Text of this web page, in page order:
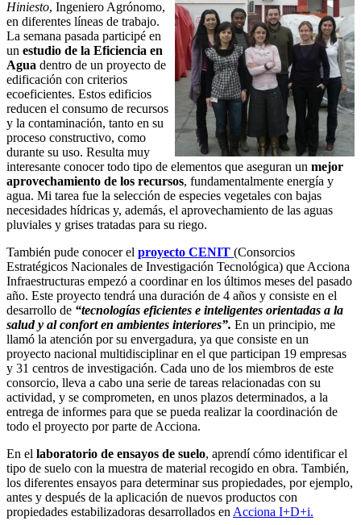
Hiniesto, Ingeniero Agrónomo,
en diferentes líneas de trabajo.
La semana pasada participé en
un estudio de la Eficiencia en
Agua dentro de un proyecto de
edificación con criterios
ecoeficientes. Estos edificios
reducen el consumo de recursos
y la contaminación, tanto en su
proceso constructivo, como
durante su uso. Resulta muy
interesante conocer todo tipo de elementos que aseguran un mejor
aprovechamiento de los recursos, fundamentalmente energía y
agua. Mi tarea fue la selección de especies vegetales con bajas
necesidades hídricas y, además, el aprovechamiento de las aguas
pluviales y grises tratadas para su riego.
También pude conocer el proyecto CENIT (Consorcios
Estratégicos Nacionales de Investigación Tecnológica) que Acciona
Infraestructuras empezó a coordinar en los últimos meses del pasado
año. Este proyecto tendrá una duración de 4 años y consiste en el
desarrollo de “tecnologías eficientes e inteligentes orientadas a la
salud y al confort en ambientes interiores”. En un principio, me
llamó la atención por su envergadura, ya que consiste en un
proyecto nacional multidisciplinar en el que participan 19 empresas
y 31 centros de investigación. Cada uno de los miembros de este
consorcio, lleva a cabo una serie de tareas relacionadas con su
actividad, y se comprometen, en unos plazos determinados, a la
entrega de informes para que se pueda realizar la coordinación de
todo el proyecto por parte de Acciona.
En el laboratorio de ensayos de suelo, aprendí cómo identificar el
tipo de suelo con la muestra de material recogido en obra. También,
los diferentes ensayos para determinar sus propiedades, por ejemplo,
antes y después de la aplicación de nuevos productos con
propiedades estabilizadoras desarrollados en Acciona I+D+i.